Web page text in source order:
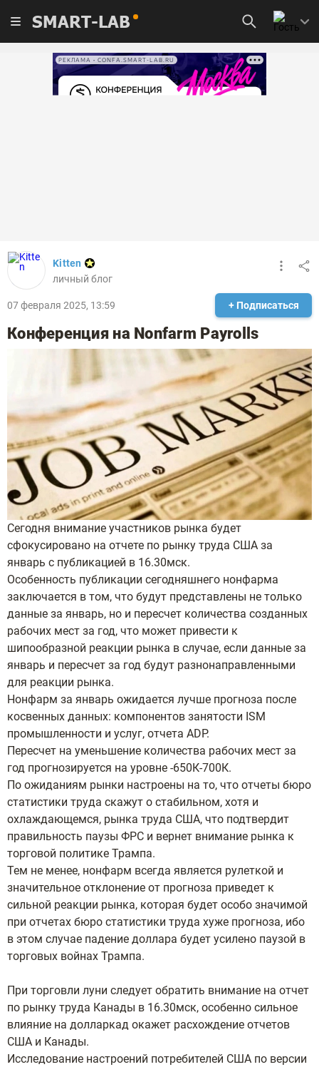
SMART-LAB
РЕКЛАМА • CONFA.SMART-LAB.RU
Kitten
личный блог
07 февраля 2025, 13:59 + Подписаться
Конференция на Nonfarm Payrolls
Сегодня внимание участников рынка будет
сфокусировано на отчете по рынку труда США за
январь с публикацией в 16.30мск.
Особенность публикации сегодняшнего нонфарма
заключается в том, что будут представлены не только
данные за январь, но и пересчет количества созданных
рабочих мест за год, что может привести к
шипообразной реакции рынка в случае, если данные за
январь и пересчет за год будут разнонаправленными
для реакции рынка.
Нонфарм за январь ожидается лучше прогноза после
косвенных данных: компонентов занятости ISM
промышленности и услуг, отчета ADP.
Пересчет на уменьшение количества рабочих мест за
год прогнозируется на уровне -650К-700К.
По ожиданиям рынки настроены на то, что отчеты бюро
статистики труда скажут о стабильном, хотя и
охлаждающемся, рынка труда США, что подтвердит
правильность паузы ФРС и вернет внимание рынка к
торговой политике Трампа.
Тем не менее, нонфарм всегда является рулеткой и
значительное отклонение от прогноза приведет к
сильной реакции рынка, которая будет особо значимой
при отчетах бюро статистики труда хуже прогноза, ибо
в этом случае падение доллара будет усилено паузой в
торговых войнах Трампа.
При торговли луни следует обратить внимание на отчет
по рынку труда Канады в 16.30мск, особенно сильное
влияние на долларкад окажет расхождение отчетов
США и Канады.
Исследование настроений потребителей США по версии